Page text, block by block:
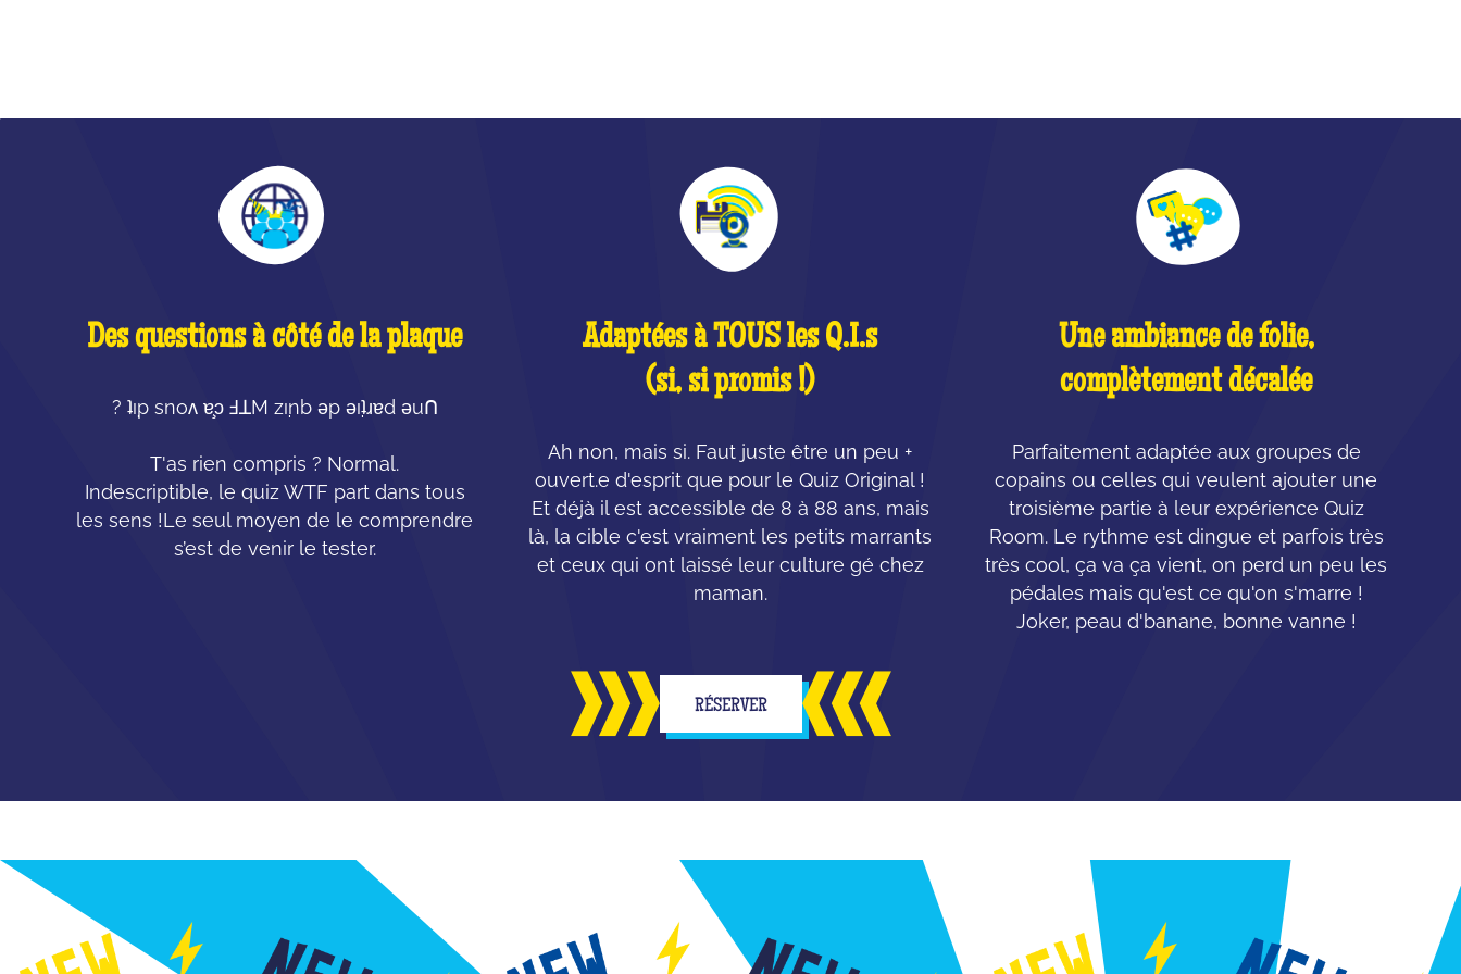
Des questions à côté de la plaque
? ʇı̣p snoʌ ɐ̧ɔ ℲꓕM zı̣nb ǝp ǝı̣ʇɹɐd ǝuꓵ
T'as rien compris ? Normal.
Indescriptible, le quiz WTF part dans tous
les sens !Le seul moyen de le comprendre
s’est de venir le tester.
Adaptées à TOUS les Q.I.s
(si, si promis !)
Ah non, mais si. Faut juste être un peu +
ouvert.e d'esprit que pour le Quiz Original !
Et déjà il est accessible de 8 à 88 ans, mais
là, la cible c'est vraiment les petits marrants
et ceux qui ont laissé leur culture gé chez
maman.
Une ambiance de folie,
complètement décalée
Parfaitement adaptée aux groupes de
copains ou celles qui veulent ajouter une
troisième partie à leur expérience Quiz
Room. Le rythme est dingue et parfois très
très cool, ça va ça vient, on perd un peu les
pédales mais qu'est ce qu'on s'marre !
Joker, peau d'banane, bonne vanne !
RÉSERVER